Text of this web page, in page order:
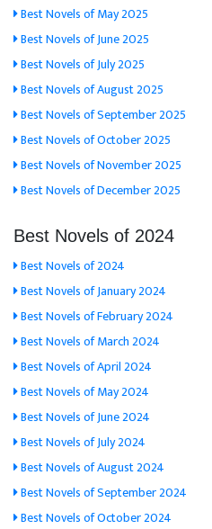
Best Novels of May 2025
Best Novels of June 2025
Best Novels of July 2025
Best Novels of August 2025
Best Novels of September 2025
Best Novels of October 2025
Best Novels of November 2025
Best Novels of December 2025
Best Novels of 2024
Best Novels of 2024
Best Novels of January 2024
Best Novels of February 2024
Best Novels of March 2024
Best Novels of April 2024
Best Novels of May 2024
Best Novels of June 2024
Best Novels of July 2024
Best Novels of August 2024
Best Novels of September 2024
Best Novels of October 2024